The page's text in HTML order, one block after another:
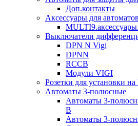
Доп.контакты
Аксессуары для автоматов
MULTI9.аксессуары.
Выключатели
DPN N Vigi
DPNN
RCCB
Модули VIGI
Розетки для установки
Автоматы 3-полюсные
Автоматы 3-
B
Автоматы 3-